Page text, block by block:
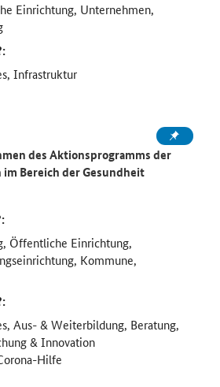
Einrichtung, Unternehmen,
Infrastruktur
des Aktionsprogramms der
Bereich der Gesundheit
Öffentliche Einrichtung,
Kommune,
Aus- & Weiterbildung, Beratung,
& Innovation
Hilfe